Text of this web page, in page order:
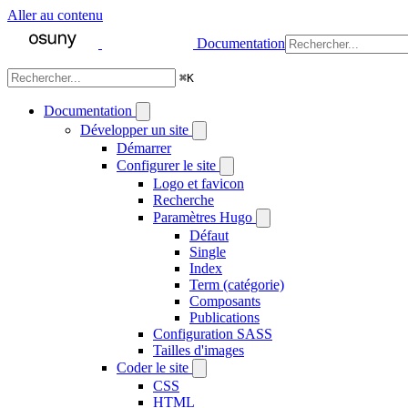
Aller au contenu
Documentation
⌘K
Documentation
Développer un site
Démarrer
Configurer le site
Logo et favicon
Recherche
Paramètres Hugo
Défaut
Single
Index
Term (catégorie)
Composants
Publications
Configuration SASS
Tailles d'images
Coder le site
CSS
HTML